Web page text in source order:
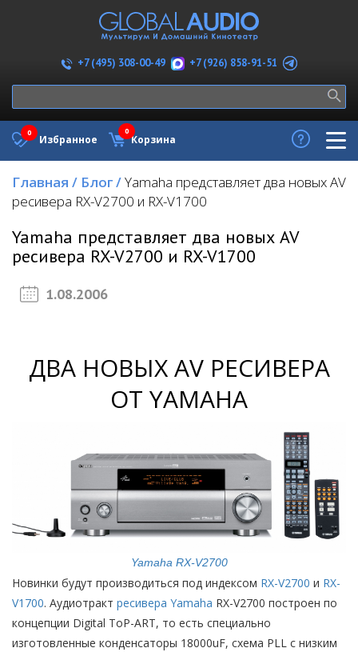
+7 (495) 308-00-49 +7 (926) 858-91-51
Избранное
0
Корзина
0
Главная / Блог/Yamaha представляет два новых AV
ресивера RX-V2700 и RX-V1700
Yamaha представляет два новых AV
ресивера RX-V2700 и RX-V1700
1.08.2006
ДВА НОВЫХ AV РЕСИВЕРА
ОТ YAMAHA
Yamaha RX-V2700
Новинки будут производиться под индексом RX-V2700 и RX-
V1700. Аудиотракт ресивера Yamaha RX-V2700 построен по
концепции Digital ToP-ART, то есть специально
изготовленные конденсаторы 18000uF, схема PLL с низким